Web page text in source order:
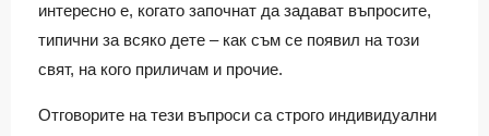
интересно е, когато започнат да задават въпросите,
типични за всяко дете – как съм се появил на този
свят, на кого приличам и прочие.
Отговорите на тези въпроси са строго индивидуални